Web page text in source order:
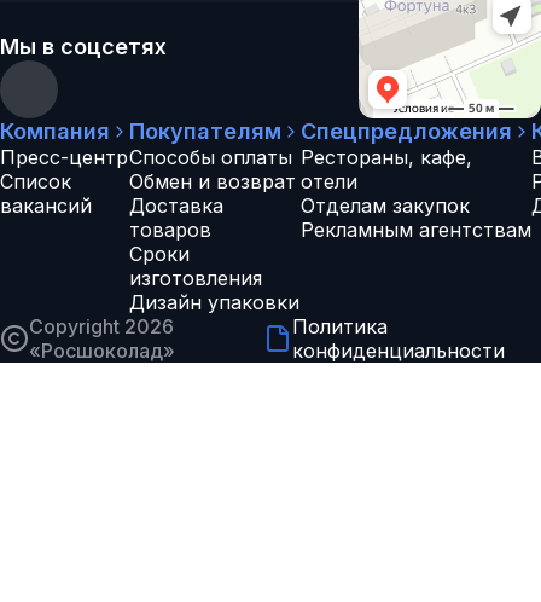
Мы в соцсетях
Компания
Пресс-центр
Список
вакансий
Покупателям
Способы оплаты
Обмен и возврат
Доставка
товаров
Сроки
изготовления
Дизайн упаковки
Спецпредложения
Рестораны, кафе,
отели
Отделам закупок
Рекламным агентствам
Copyright 2026
«Росшоколад»
Политика
конфиденциальности